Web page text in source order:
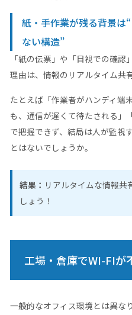
紙・手作業が残る背景は
ない構造”
「紙の伝票」や「目視での確
理由は、情報のリアルタイム共
たとえば「作業者がハンディ端
も、通信が遅くて待たされる」
で把握できず、結局は人が監視
とはないでしょうか。
結果： リアルタイムな情報共
しょう！
工場・倉庫でWI-FIが
一般的なオフィス環境とは異な